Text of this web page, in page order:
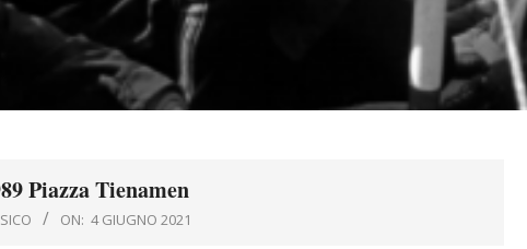
Piazza Tienamen
ON: 4 GIUGNO 2021